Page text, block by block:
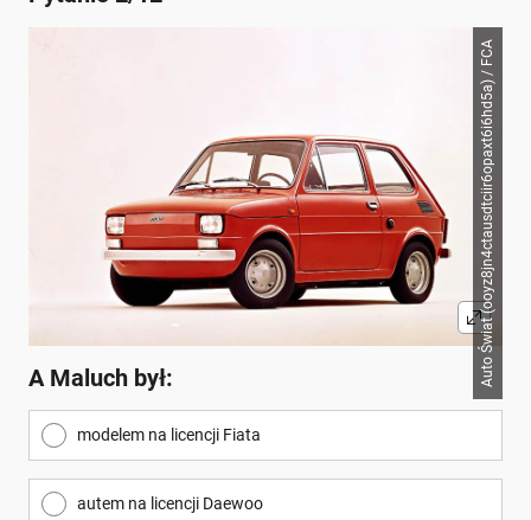
Auto Świat (ooyz8jn4ctausdtciir6opaxt6i6hd5a) / FCA
A Maluch był:
modelem na licencji Fiata
autem na licencji Daewoo